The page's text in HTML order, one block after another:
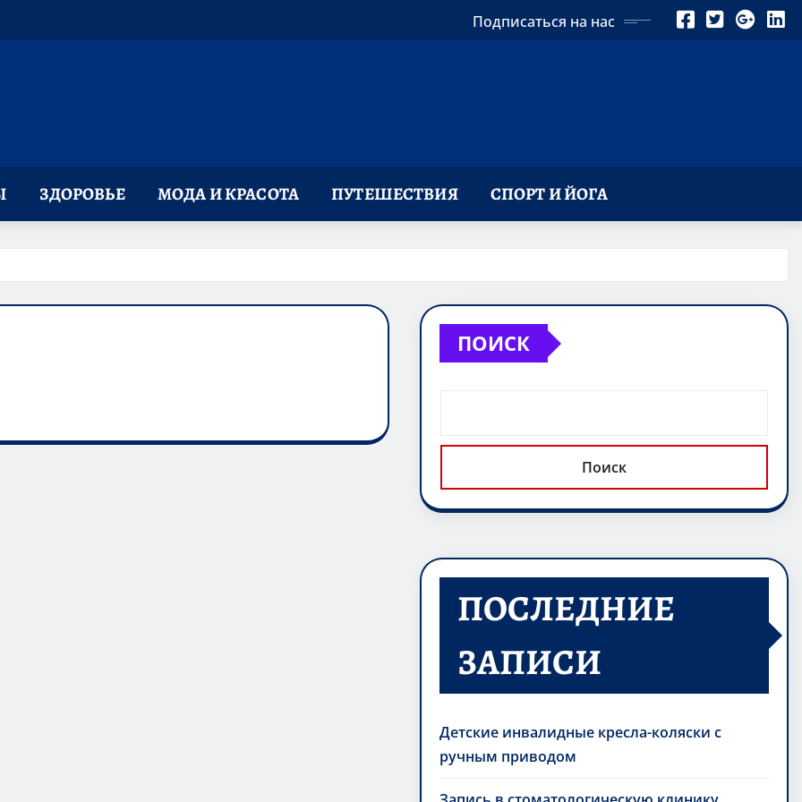
Подписаться на нас
ЗДОРОВЬЕ МОДА И КРАСОТА ПУТЕШЕСТВИЯ СПОРТ И ЙОГА
ПОИСК
Поиск
ПОСЛЕДНИЕ
ЗАПИСИ
Детские инвалидные кресла-коляски с
ручным приводом